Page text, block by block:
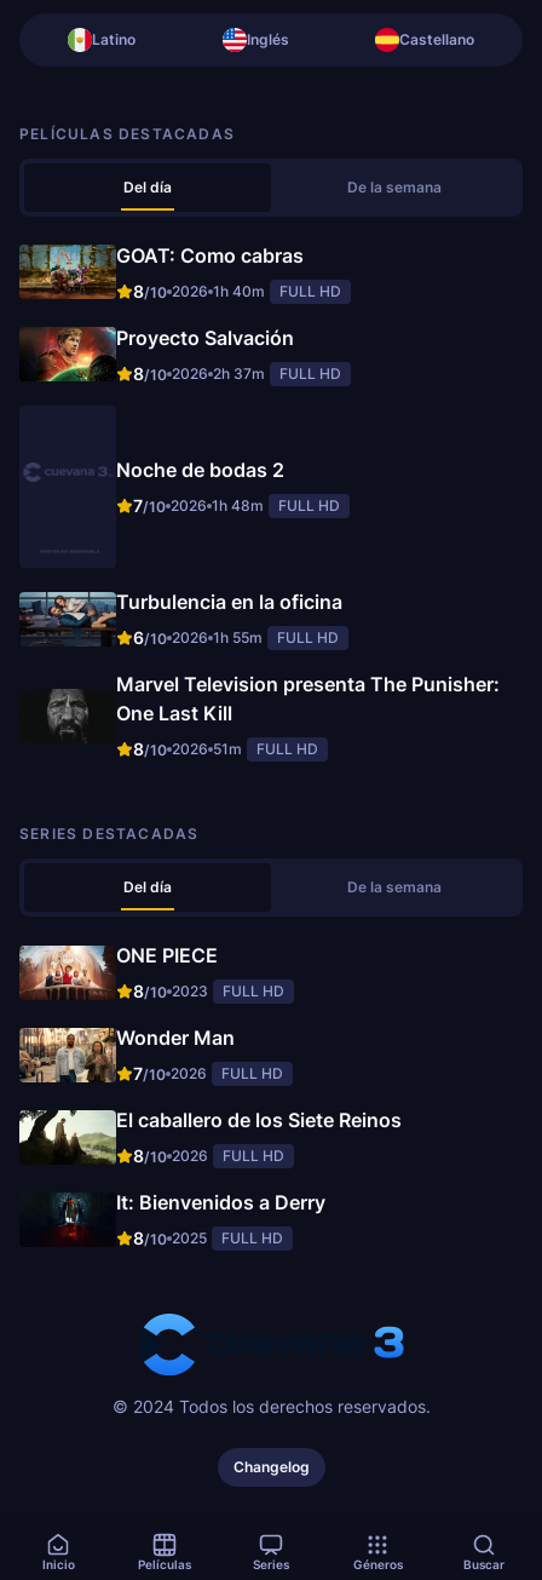
Latino Inglés Castellano
PELÍCULAS DESTACADAS
Del día De la semana
GOAT: Como cabras
8/10 2026 1h 40m FULL HD
Proyecto Salvación
8/10 2026 2h 37m FULL HD
Noche de bodas 2
7/10 2026 1h 48m FULL HD
Turbulencia en la oficina
6/10 2026 1h 55m FULL HD
Marvel Television presenta The Punisher:
One Last Kill
8/10 2026 51m FULL HD
SERIES DESTACADAS
Del día De la semana
ONE PIECE
8/10 2023 FULL HD
Wonder Man
7/10 2026 FULL HD
El caballero de los Siete Reinos
8/10 2026 FULL HD
It: Bienvenidos a Derry
8/10 2025 FULL HD
© 2024 Todos los derechos reservados.
Changelog
Inicio Películas Series Géneros Buscar